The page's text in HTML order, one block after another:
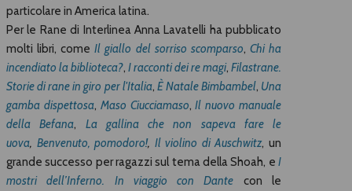
particolare in America latina.
Per le Rane di Interlinea Anna Lavatelli ha pubblicato
molti libri, comeIl giallo del sorriso scomparso, Chi ha
incendiato la biblioteca?, I racconti dei re magi, Filastrane.
Storie di rane in giro per l'Italia, È Natale Bimbambel, Una
gamba dispettosa, Maso Ciucciamaso,Il nuovo manuale
della Befana, La gallina che non sapeva fare le
uova, Benvenuto, pomodoro!, Il violino di Auschwitz, un
grande successo per ragazzi sul tema della Shoah, e I
mostri dell’Inferno. In viaggio con Dante con le